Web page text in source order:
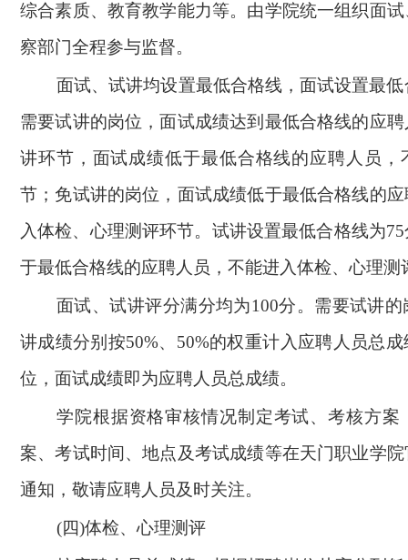
综合素质、教育教学能力等。由学院统一组织面
察部门全程参与监督。
面试、试讲均设置最低合格线，面试设置最
需要试讲的岗位，面试成绩达到最低合格线的应
讲环节，面试成绩低于最低合格线的应聘人员，
节； 免试讲的岗位 ，面试成绩低于最低合格线的
入体检、心理测评环节。试讲设置最低合格线为
于最低合格线的应聘人员，不能进入体检、心理测
面试、试讲评分满分均为100分。需要试讲
讲成绩分别按50%、50%的权重计入应聘人员总
位，面试成绩即为应聘人员总成绩。
学院根据资格审核情况制定考试、考核方案
案、考试时间、地点及考试成绩等在天门职业学
通知，敬请应聘人员及时关注。
(四)体检、心理测评